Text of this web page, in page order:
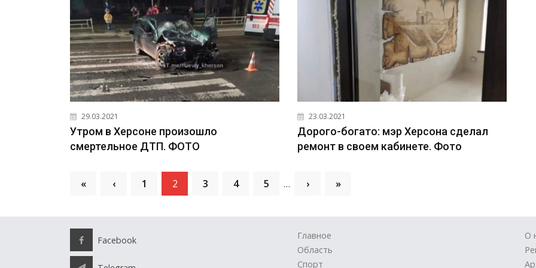
29.03.2021
Утром в Херсоне произошло
смертельное ДТП. ФОТО
23.03.2021
Дорого-богато: мэр Херсона сделал
ремонт в своем кабинете. Фото
« ‹ 1 2 3 4 5 … › »
Facebook
Главное
Область
Спорт
О